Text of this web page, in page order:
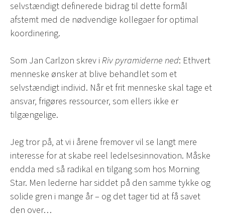
selvstændigt definerede bidrag til dette formål
afstemt med de nødvendige kollegaer for optimal
koordinering.
Som Jan Carlzon skrev iRiv pyramiderne ned: Ethvert
menneske ønsker at blive behandlet som et
selvstændigt individ. Når et frit menneske skal tage et
ansvar, frigøres ressourcer, som ellers ikke er
tilgængelige.
Jeg tror på, at vi i årene fremover vil se langt mere
interesse for at skabe reel ledelsesinnovation. Måske
endda med så radikal en tilgang som hos Morning
Star. Men lederne har siddet på den samme tykke og
solide gren i mange år – og det tager tid at få savet
den over…